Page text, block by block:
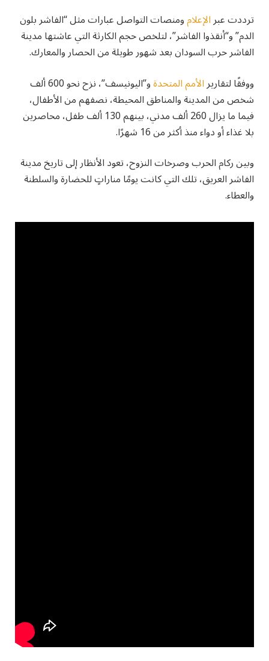
ترددت عبرالإعلامومنصات التواصل عبارات مثل “الفاشر بلون
الدم” و“أنقذوا الفاشر”، لتلخص حجم الكارثة التي عاشتها مدينة
الفاشر حرب السودان بعد شهور طويلة من الحصار والمعارك.
ووفقًا لتقاريرالأمم المتحدة و”اليونيسف”، نزح نحو 600 ألف
شخص من المدينة والمناطق المحيطة، نصفهم من الأطفال،
فيما ما يزال 260 ألف مدني، بينهم 130 ألف طفل، محاصرين
بلا غذاء أو دواء منذ أكثر من 16 شهرًا.
وبين ركام الحرب وصرخات النزوح، تعود الأنظار إلى تاريخ مدينة
الفاشر العريق، تلك التي كانت يومًا مناراتٍ للحضارة والسلطنة
والعطاء.